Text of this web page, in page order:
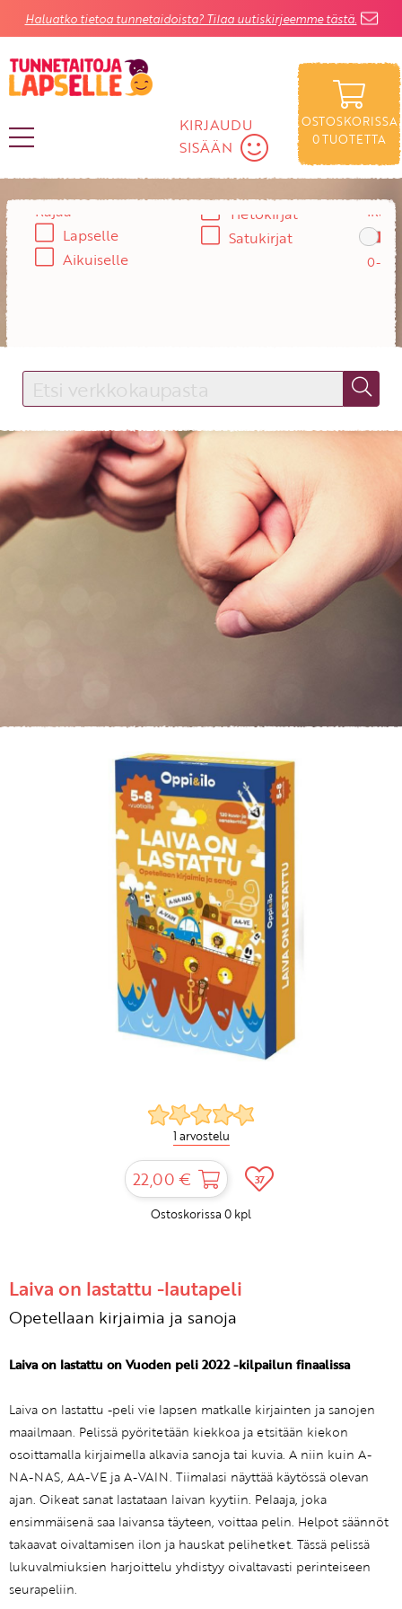
Haluatko tietoa tunnetaidoista? Tilaa uutiskirjeemme tästä.
KIRJAUDU
SISÄÄN
OSTOSKORISSA
0TUOTETTA
KIRJAUDU SISÄÄN
Käyttäjätunnus
Unohtuiko salasana?
KIRJAUDU SISÄÄN
Etkö ole vielä asiakkaamme?
Luo asiakastili tästä!
Rajaa
Lapselle
Aikuiselle
Tietokirjat
Satukirjat
Ikä:
1 arvostelu
22,00 € 37
Ostoskorissa 0 kpl
Laiva on lastattu -lautapeli
Opetellaan kirjaimia ja sanoja
Laiva on lastattu on Vuoden peli 2022 -kilpailun finaalissa
Laiva on lastattu -peli vie lapsen matkalle kirjainten ja sanojen
maailmaan. Pelissä pyöritetään kiekkoa ja etsitään kiekon
osoittamalla kirjaimella alkavia sanoja tai kuvia. A niin kuin A-
NA-NAS, AA-VE ja A-VAIN. Tiimalasi näyttää käytössä olevan
ajan. Oikeat sanat lastataan laivan kyytiin. Pelaaja, joka
ensimmäisenä saa laivansa täyteen, voittaa pelin. Helpot säännöt
takaavat oivaltamisen ilon ja hauskat pelihetket. Tässä pelissä
lukuvalmiuksien harjoittelu yhdistyy oivaltavasti perinteiseen
seurapeliin.